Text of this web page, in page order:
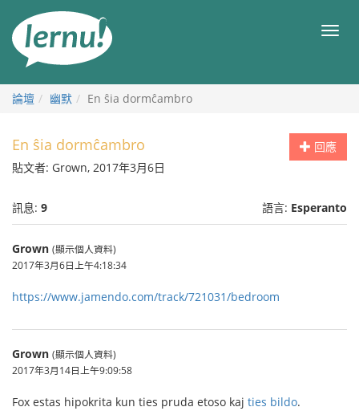
目
論壇 幽默 En ŝia dormĉambro
回應
En ŝia dormĉambro
貼文者: Grown, 2017年3月6日
訊息: 9 語言: Esperanto
Grown (顯示個人資料)
2017年3月6日上午4:18:34
https://www.jamendo.com/track/721031/bedroom
Grown (顯示個人資料)
2017年3月14日上午9:09:58
Fox estas hipokrita kun ties pruda etoso kaj ties bildo.